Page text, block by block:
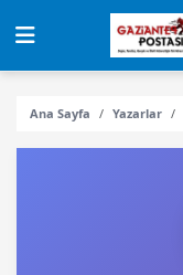
Ana Sayfa Yazarlar